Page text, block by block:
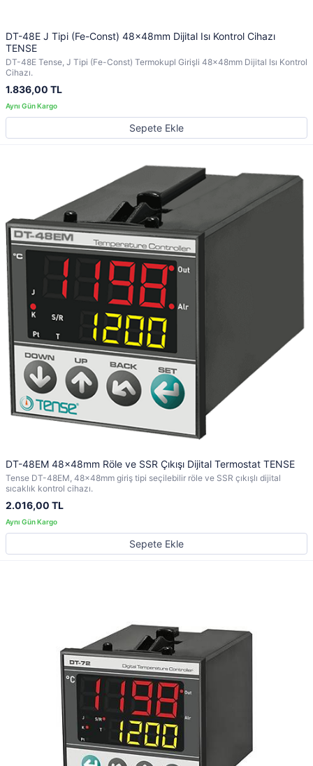
DT-48E J Tipi (Fe-Const) 48x48mm Dijital Isı Kontrol Cihazı
TENSE
DT-48E Tense, J Tipi (Fe-Const) Termokupl Girişli 48x48mm Dijital Isı Kontrol
Cihazı.
1.836,00 TL
Sepete Ekle
DT-48EM 48x48mm Röle ve SSR Çıkışı Dijital Termostat TENSE
Tense DT-48EM, 48x48mm giriş tipi seçilebilir röle ve SSR çıkışlı dijital
sıcaklık kontrol cihazı.
2.016,00 TL
Sepete Ekle